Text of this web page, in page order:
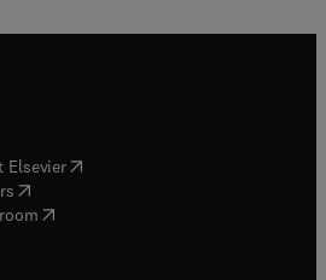
Elsevier( opens in new tab/window
( opens in new tab/window
( opens in new tab/window